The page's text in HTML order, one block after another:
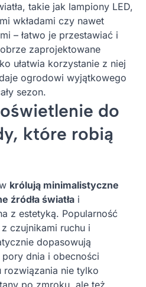
takie jak lampiony LED,
wkładami czy nawet
– łatwo je przestawiać i
zaprojektowane
ułatwia korzystanie z niej
ogrodowi wyjątkowego
sezon.
do
które robią
królują minimalistyczne
źródła światła i
z estetyką. Popularność
czujnikami ruchu i
dopasowują
pory dnia i obecności
nie tylko